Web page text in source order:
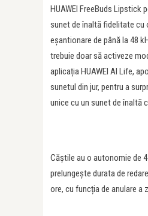
HUAWEI FreeBuds Lipstick
sunet de înaltă fidelitate cu
eșantionare de până la 48
trebuie doar să activeze
aplicația HUAWEI AI Life,
sunetul din jur, pentru a
unice cu un sunet de înaltă
Căștile au o autonomie de
prelungește durata de
ore, cu funcția de anulare a